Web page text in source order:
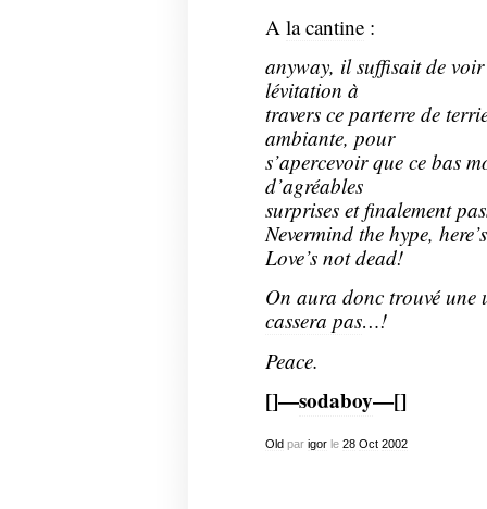
A la cantine:
anyway, il suffisait de
lévitation à
travers ce parterre de
ambiante, pour
s’apercevoir que ce bas
d’agréables
surprises et finalement
Nevermind the hype,
Love’s not dead!
On aura donc trouvé
cassera pas…!
Peace.
[]—sodaboy—[]
Oldpar igorle 28 Oct 2002